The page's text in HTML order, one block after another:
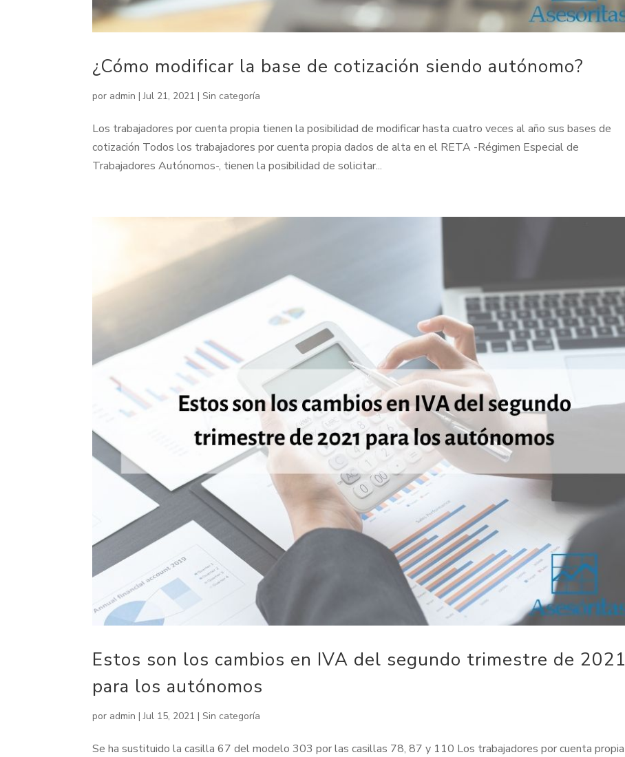
¿Cómo modificar la base de cotización siendo autónomo?
por admin |Jul 21, 2021 |Sin categoría
Los trabajadores por cuenta propia tienen la posibilidad de modificar hasta cuatro veces al año sus bases de
cotización Todos los trabajadores por cuenta propia dados de alta en el RETA -Régimen Especial de
Trabajadores Autónomos-, tienen la posibilidad de solicitar...
Estos son los cambios en IVA del segundo trimestre de 2021
para los autónomos
por admin |Jul 15, 2021 |Sin categoría
Se ha sustituido la casilla 67 del modelo 303 por las casillas 78, 87 y 110 Los trabajadores por cuenta propia